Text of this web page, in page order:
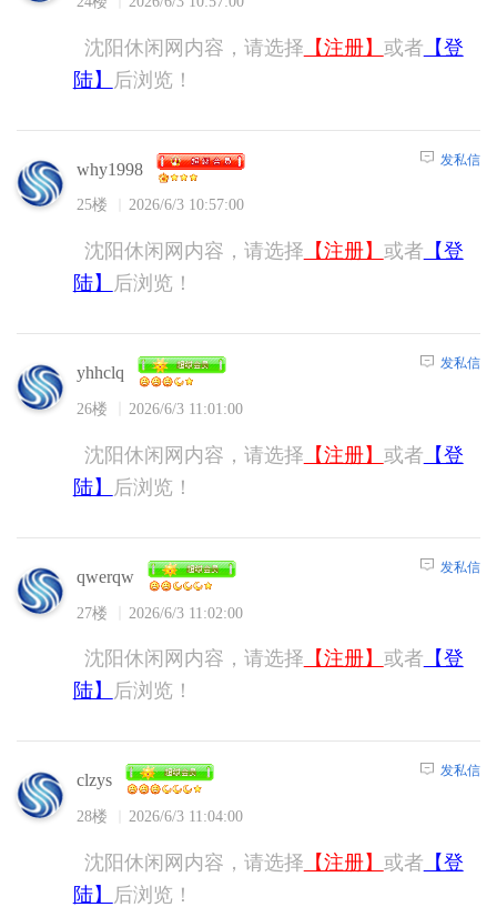
沈阳休闲网内容，请选择 【注册】 或者 【登
陆】
后浏览！
why1998
25楼 2026/6/3 10:57:00
发私信
沈阳休闲网内容，请选择 【注册】 或者 【登
陆】
后浏览！
yhhclq
26楼 2026/6/3 11:01:00
发私信
沈阳休闲网内容，请选择 【注册】 或者 【登
陆】
后浏览！
qwerqw
27楼 2026/6/3 11:02:00
发私信
沈阳休闲网内容，请选择 【注册】 或者 【登
陆】
后浏览！
clzys
28楼 2026/6/3 11:04:00
发私信
沈阳休闲网内容，请选择 【注册】 或者 【登
陆】
后浏览！